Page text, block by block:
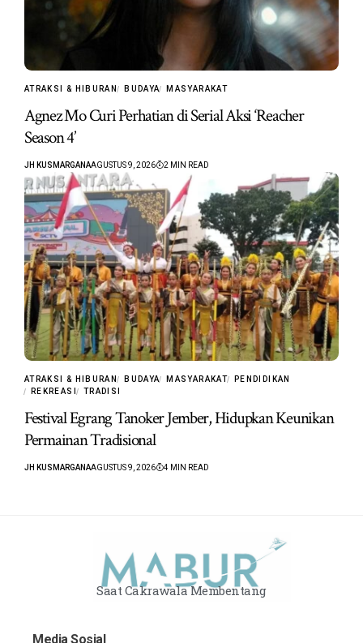
ATRAKSI & HIBURAN BUDAYA MASYARAKAT
Agnez Mo Curi Perhatian di Serial Aksi ‘Reacher
Season 4’
JH KUSMARGANAAGUSTUS 9, 2026 2 MIN READ
ATRAKSI & HIBURAN BUDAYA MASYARAKAT
PENDIDIKAN
REKREASI
TRADISI
Festival Egrang Tanoker Jember, Hidupkan Keunikan
Permainan Tradisional
JH KUSMARGANAAGUSTUS 9, 2026 4 MIN READ
Saat Cakrawala Membentang
Media Sosial